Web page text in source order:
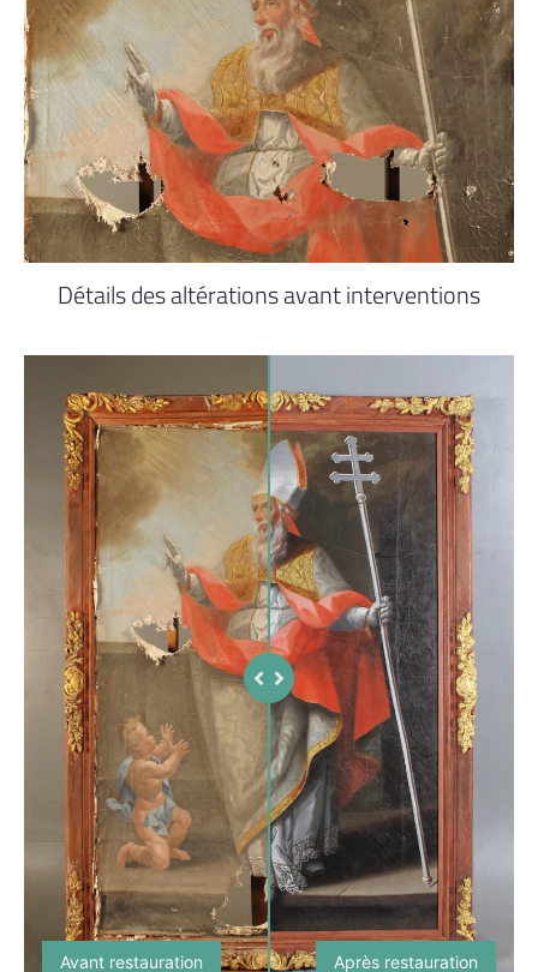
Détails des altérations avant interventions
Avant restauration Après restauration